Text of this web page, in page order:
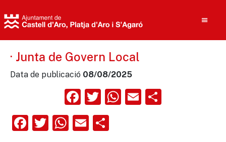
· Junta de Govern Local
Data de publicació 08/08/2025
Facebook
Twitter
WhatsApp
Email
Facebook
Twitter
WhatsApp
Email